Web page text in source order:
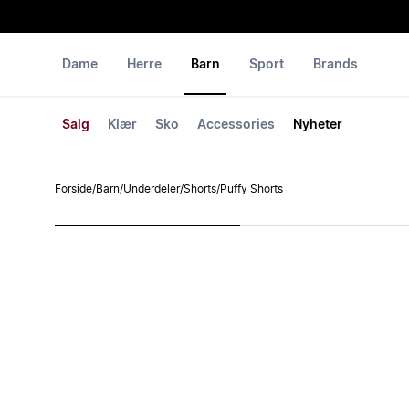
Dame Herre Barn
Salg Klær Sko Accessories Nyheter
Sport Brands
Forside/Barn/Underdeler/Shorts/Puffy Shorts